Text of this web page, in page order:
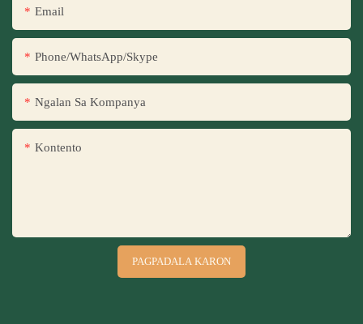
Email
Phone/WhatsApp/Skype
Ngalan Sa Kompanya
Kontento
PAGPADALA KARON